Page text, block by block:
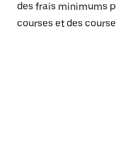
des frais minimums
courses et des